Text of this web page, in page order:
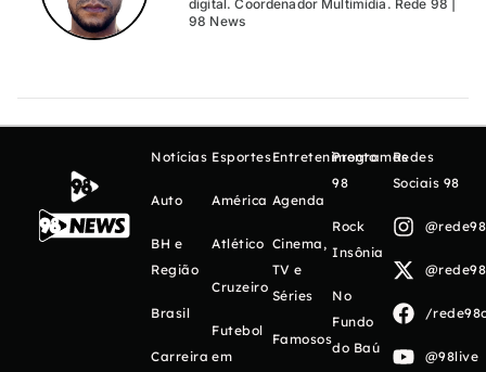
digital. Coordenador Multimídia. Rede 98 |
98 News
Notícias
Auto
BH e
Região
Brasil
Carreira
Esportes
América
Atlético
Cruzeiro
Futebol
em
Entretenimento
Agenda
Cinema,
TV e
Séries
Famosos
Programas
98
Rock
Insônia
No
Fundo
do Baú
Redes
Sociais 98
/
@98live